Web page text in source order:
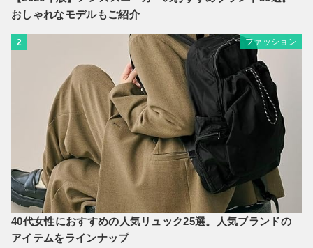
おしゃれなモデルもご紹介
2 ファッション
40代女性におすすめの人気リュック25選。人気ブランドの
アイテムをラインナップ